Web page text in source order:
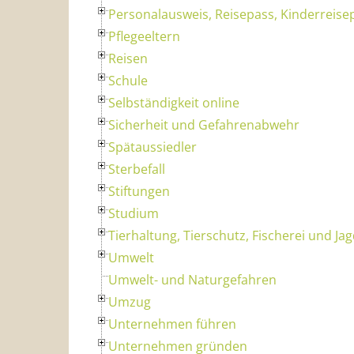
Personalausweis, Reisepass,
Pflegeeltern
Reisen
Schule
Selbständigkeit online
Sicherheit und Gefahrenabwehr
Spätaussiedler
Sterbefall
Stiftungen
Studium
Tierhaltung, Tierschutz, Fischerei und
Umwelt
Umwelt- und Naturgefahren
Umzug
Unternehmen führen
Unternehmen gründen